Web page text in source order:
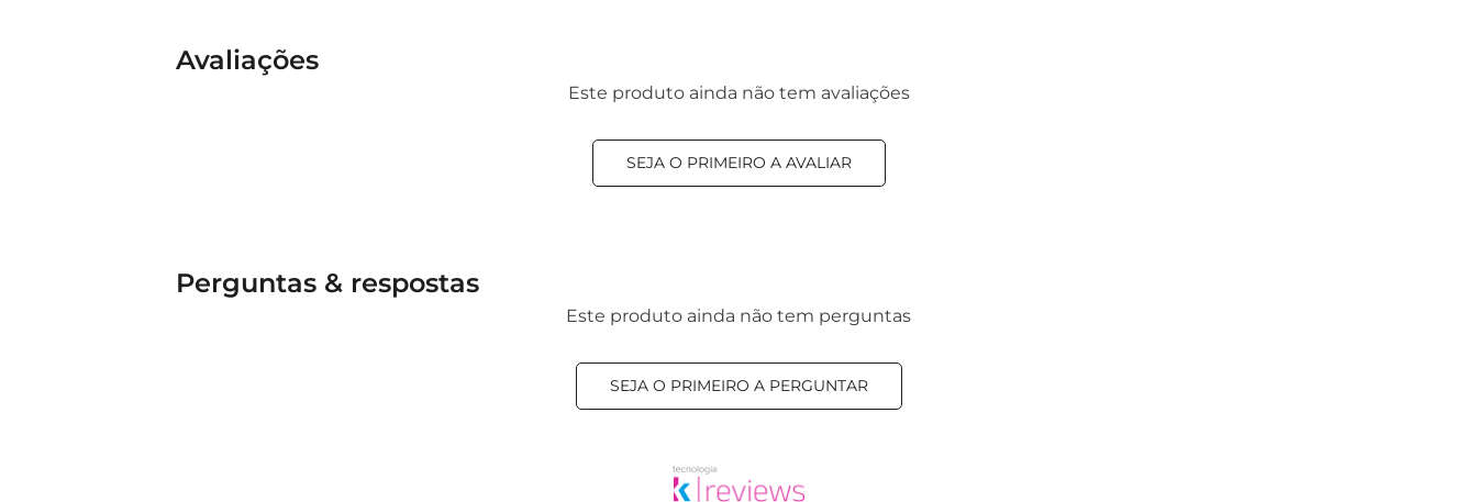
Avaliações
Este produto ainda não tem avaliações
SEJA O PRIMEIRO A AVALIAR
Perguntas & respostas
Este produto ainda não tem perguntas
SEJA O PRIMEIRO A PERGUNTAR